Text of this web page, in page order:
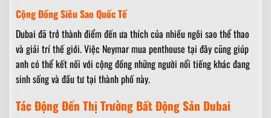
Cộng Đồng Siêu Sao Quốc Tế
Dubai đã trở thành điểm đến ưa thích của nhiều ngôi sao thể thao
và giải trí thế giới. Việc Neymar mua penthouse tại đây cũng giúp
anh có thể kết nối với cộng đồng những người nổi tiếng khác đang
sinh sống và đầu tư tại thành phố này.
Tác Động Đến Thị Trường Bất Động Sản Dubai